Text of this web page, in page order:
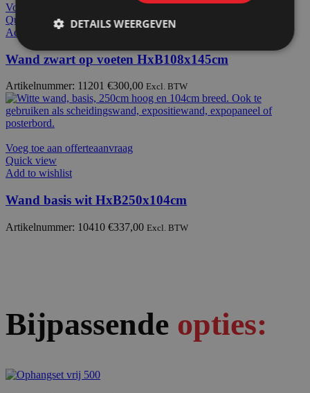
Voeg toe aan offerteaanvraag
Quick view
Add to wishlist
Wand zwart op voeten HxB108x145cm
Artikelnummer: 11201 €300,00 Excl. BTW
Voeg toe aan offerteaanvraag
Quick view
Add to wishlist
Wand basis wit HxB250x104cm
Artikelnummer: 10410 €337,00 Excl. BTW
Bijpassende opties:
DETAILS WEERGEVEN